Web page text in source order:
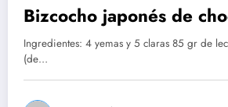
Bizcocho japonés de
Ingredientes: 4 yemas y 5 claras 85 gr de
(de…